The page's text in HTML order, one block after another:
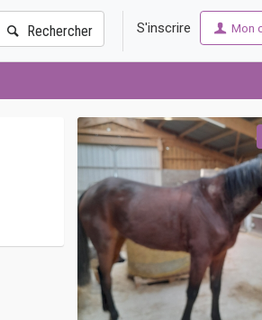
Rechercher S'inscrire Mon